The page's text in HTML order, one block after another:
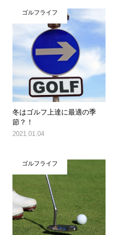
ゴルフライフ
冬はゴルフ上達に最適の季
節？！
2021.01.04
ゴルフライフ